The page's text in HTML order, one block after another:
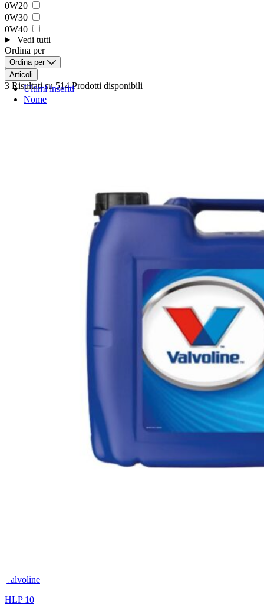
0W20
0W30
0W40
Vedi tutti
Ordina per
Ordina per
Ultimi inseriti
Nome
Articoli
3 Risultatisu 514 Prodotti disponibili
Valvoline
HLP 10